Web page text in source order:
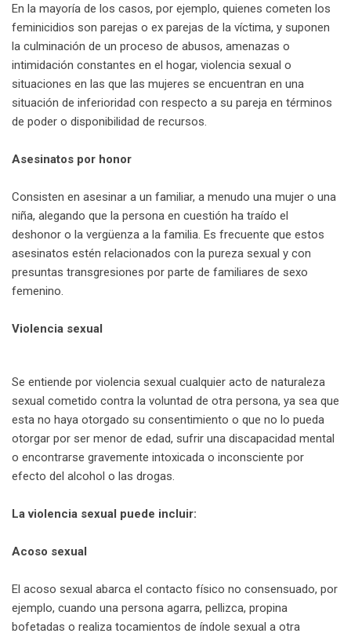
En la mayoría de los casos, por ejemplo, quienes cometen los
feminicidios son parejas o ex parejas de la víctima, y suponen
la culminación de un proceso de abusos, amenazas o
intimidación constantes en el hogar, violencia sexual o
situaciones en las que las mujeres se encuentran en una
situación de inferioridad con respecto a su pareja en términos
de poder o disponibilidad de recursos.
Asesinatos por honor
Consisten en asesinar a un familiar, a menudo una mujer o una
niña, alegando que la persona en cuestión ha traído el
deshonor o la vergüenza a la familia. Es frecuente que estos
asesinatos estén relacionados con la pureza sexual y con
presuntas transgresiones por parte de familiares de sexo
femenino.
Violencia sexual
Se entiende por violencia sexual cualquier acto de naturaleza
sexual cometido contra la voluntad de otra persona, ya sea que
esta no haya otorgado su consentimiento o que no lo pueda
otorgar por ser menor de edad, sufrir una discapacidad mental
o encontrarse gravemente intoxicada o inconsciente por
efecto del alcohol o las drogas.
La violencia sexual puede incluir:
Acoso sexual
El acoso sexual abarca el contacto físico no consensuado, por
ejemplo, cuando una persona agarra, pellizca, propina
bofetadas o realiza tocamientos de índole sexual a otra